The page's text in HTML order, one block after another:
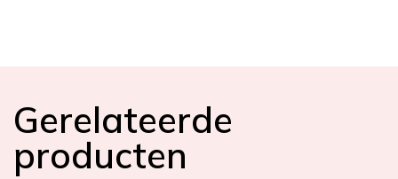
Gerelateerde
producten